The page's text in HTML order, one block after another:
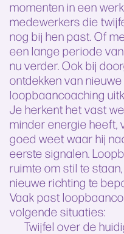
momenten in een
medewerkers die
nog bij hen past. Of
een lange periode
nu verder. Ook bij
ontdekken van
loopbaancoaching
Je herkent het vast
minder energie heeft,
goed weet waar hij
eerste signalen.
ruimte om stil te
nieuwe richting te
Vaak past
volgende situaties:
Twijfel over de